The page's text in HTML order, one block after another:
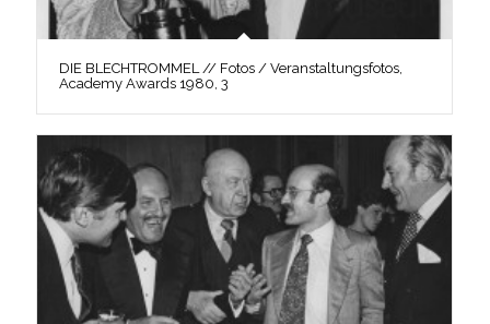
DIE BLECHTROMMEL // Fotos / Veranstaltungsfotos,
Academy Awards 1980, 3